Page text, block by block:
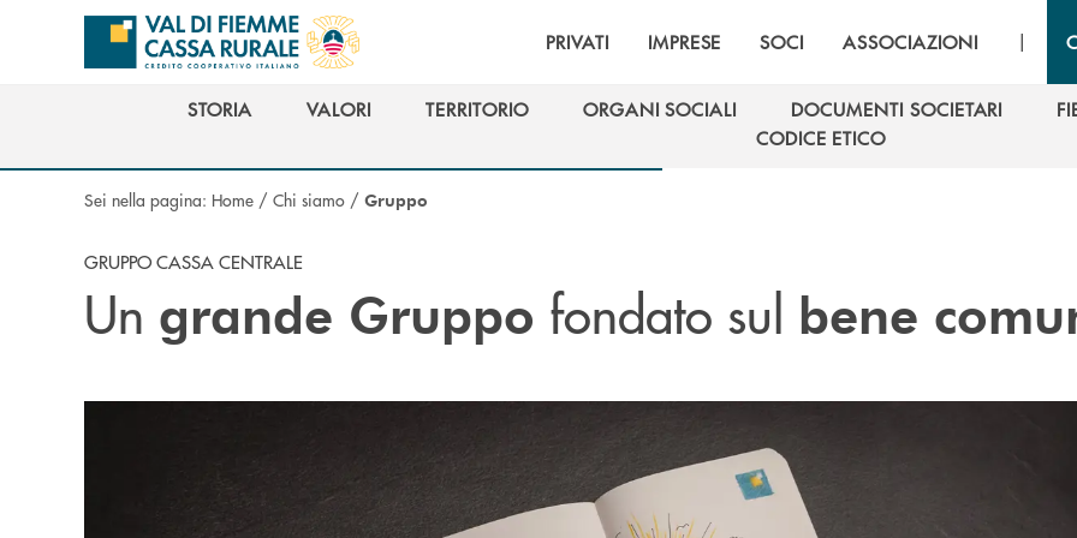
Salta al contenuto principale
PRIVATI IMPRESE SOCI ASSOCIAZIONI |
STORIA
VALORI
TERRITORIO
ORGANI SOCIALI
DOCUMENTI SOCIETARI
DOCUMENTI SOCIETARI
CODICE ETICO
Sei nella pagina: Home / Chi siamo / Gruppo
GRUPPO CASSA CENTRALE
Un grande Gruppo fondato sul bene